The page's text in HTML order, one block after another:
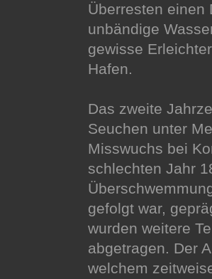
Überresten einen
unbändige
gewisse
Hafen.
Das zweite
Seuchen unter
Misswuchs bei
schlechten Jahr
gefolgt war,
wurden weitere
abgetragen. Der
welchem